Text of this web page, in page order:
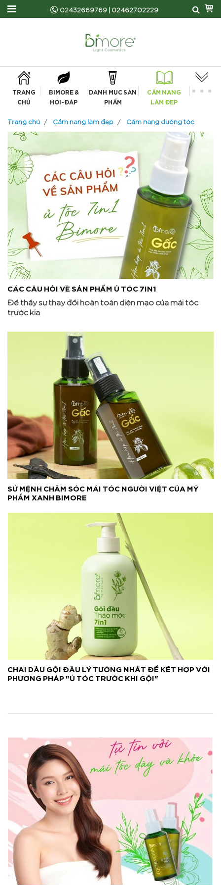
02432669769|02462702229
TRANG
CHỦ
BIMORE &
HỎI-ĐÁP
DANH MỤC SẢN
PHẨM
CẨM NANG
LÀM ĐẸP
Trang chủ Cẩm nang làm đẹp Cẩm nang dưỡng tóc
CÁC CÂU HỎI VỀ SẢN PHẨM Ủ TÓC 7IN1
Để thấy sự thay đổi hoàn toàn diện mạo của mái tóc
trước kia
SỨ MỆNH CHĂM SÓC MÁI TÓC NGƯỜI VIỆT CỦA MỸ
PHẨM XANH BIMORE
CHAI DẦU GỘI ĐẦU LÝ TƯỞNG NHẤT ĐỂ KẾT HỢP VỚI
PHƯƠNG PHÁP "Ủ TÓC TRƯỚC KHI GỘI"